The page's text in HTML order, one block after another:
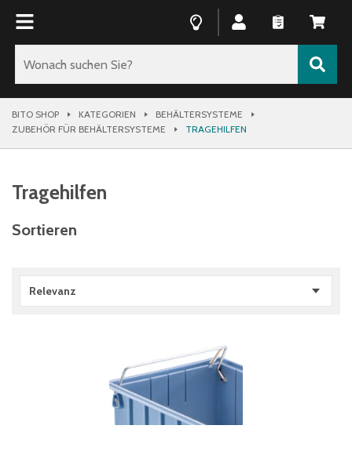
BITO SHOP KATEGORIEN
BEHÄLTERSYSTEME
ZUBEHÖR FÜR BEHÄLTERSYSTEME
TRAGEHILFEN
Tragehilfen
Sortieren
Relevanz